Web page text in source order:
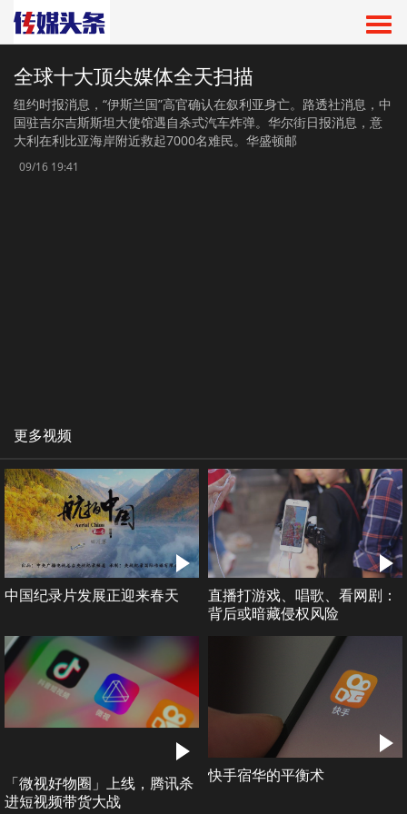
全球十大顶尖媒体全天扫描
纽约时报消息，“伊斯兰国”高官确认在叙利亚身亡。路透社消息，中
国驻吉尔吉斯斯坦大使馆遇自杀式汽车炸弹。华尔街日报消息，意
大利在利比亚海岸附近救起7000名难民。华盛顿邮
09/16 19:41
更多视频
中国纪录片发展正迎来春天
直播打游戏、唱歌、看网剧：
背后或暗藏侵权风险
「微视好物圈」上线，腾讯杀
进短视频带货大战
快手宿华的平衡术